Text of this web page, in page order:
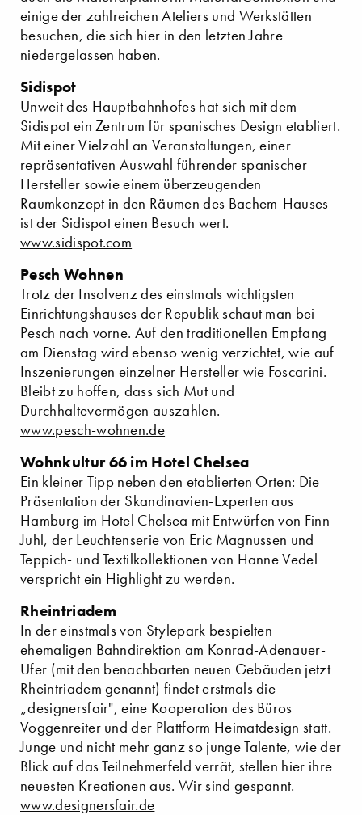
einige der zahlreichen Ateliers und Werkstätten
besuchen, die sich hier in den letzten Jahre
niedergelassen haben.
Sidispot
Unweit des Hauptbahnhofes hat sich mit dem
Sidispot ein Zentrum für spanisches Design etabliert.
Mit einer Vielzahl an Veranstaltungen, einer
repräsentativen Auswahl führender spanischer
Hersteller sowie einem überzeugenden
Raumkonzept in den Räumen des Bachem-Hauses
ist der Sidispot einen Besuch wert.
www.sidispot.com
Pesch Wohnen
Trotz der Insolvenz des einstmals wichtigsten
Einrichtungshauses der Republik schaut man bei
Pesch nach vorne. Auf den traditionellen Empfang
am Dienstag wird ebenso wenig verzichtet, wie auf
Inszenierungen einzelner Hersteller wie Foscarini.
Bleibt zu hoffen, dass sich Mut und
Durchhaltevermögen auszahlen.
www.pesch-wohnen.de
Wohnkultur 66 im Hotel Chelsea
Ein kleiner Tipp neben den etablierten Orten: Die
Präsentation der Skandinavien-Experten aus
Hamburg im Hotel Chelsea mit Entwürfen von Finn
Juhl, der Leuchtenserie von Eric Magnussen und
Teppich- und Textilkollektionen von Hanne Vedel
verspricht ein Highlight zu werden.
Rheintriadem
In der einstmals von Stylepark bespielten
ehemaligen Bahndirektion am Konrad-Adenauer-
Ufer (mit den benachbarten neuen Gebäuden jetzt
Rheintriadem genannt) findet erstmals die
„designersfair", eine Kooperation des Büros
Voggenreiter und der Plattform Heimatdesign statt.
Junge und nicht mehr ganz so junge Talente, wie der
Blick auf das Teilnehmerfeld verrät, stellen hier ihre
neuesten Kreationen aus. Wir sind gespannt.
www.designersfair.de